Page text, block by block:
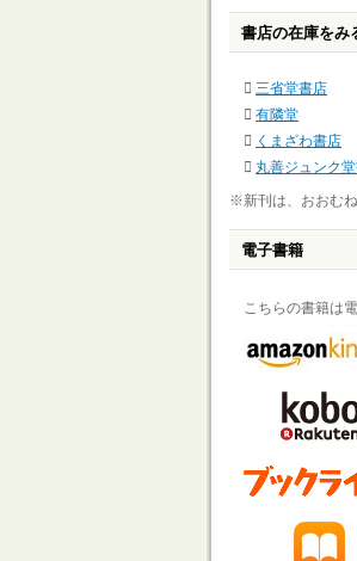
書店の在庫をみ
三省堂書店
有隣堂
くまざわ書店
丸善ジュンク
※新刊は、おおむ
電子書籍
こちらの書籍は